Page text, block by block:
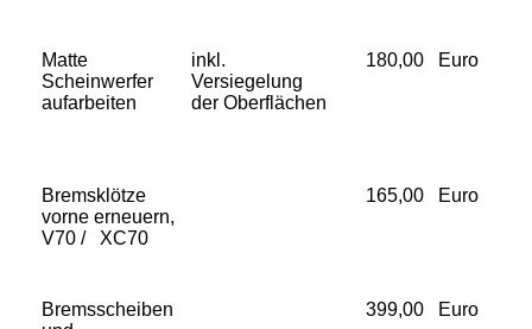
Matte
Scheinwerfer
aufarbeiten
inkl.
Versiegelung
der Oberflächen
180,00 Euro
Bremsklötze
vorne erneuern,
V70 / XC70
165,00 Euro
Bremsscheiben
399,00 Euro